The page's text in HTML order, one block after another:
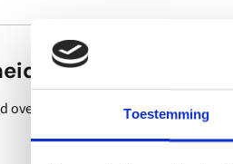
Toestemming
over de toegankelijkheid.